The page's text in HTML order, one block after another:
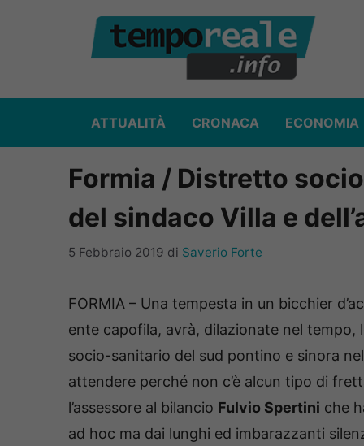
ATTUALITÀ CRONACA ECONOMIA
Formia / Distretto
del sindaco Villa e
5 Febbraio 2019 di Saverio Forte
FORMIA – Una tempesta in un bicchier
ente capofila, avrà, dilazionate nel
socio-sanitario del sud pontino e sinora
attendere perché non c’è alcun tipo di
l’assessore al bilancio Fulvio Spertini che
ad hoc ma dai lunghi ed imbarazzanti